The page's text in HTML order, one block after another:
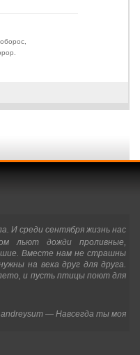
И среди сентября жизнь нас
льют дожди проливные,
Вместе нам не страшны
на века друг для друга.
и пусть птицы поют для
andreysum — Навсегда ты моя